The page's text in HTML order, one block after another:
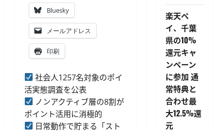
Bluesky
メールアドレス
印刷
社会人1257名対象のポイ
活実態調査を公表
ノンアクティブ層の8割が
ポイント活用に消極的
日常動作で貯まる「スト
楽天ペ
イ、千葉
県の10%
還元キャ
ンペーン
に参加 通
常特典と
合わせ最
大12.5%還
元